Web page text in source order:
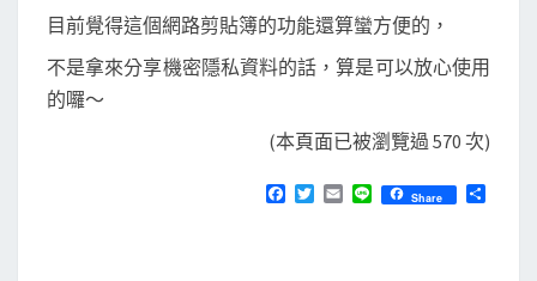
目前覺得這個網路剪貼簿的功能還算蠻方便的，
不是拿來分享機密隱私資料的話，算是可以放心使用
的囉～
(本頁面已被瀏覽過 570 次)
E
Share